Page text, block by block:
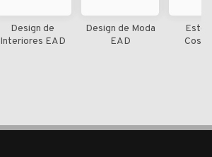
Design de
Interiores EAD
Design de Moda
EAD